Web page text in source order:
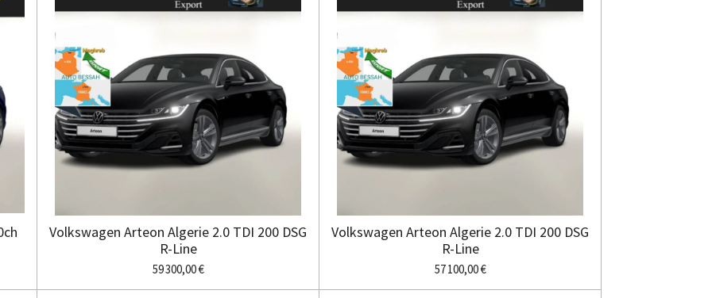
Volkswagen Arteon Algerie 2.0 TDI 200 DSG
R-Line
59 300,00 €
Volkswagen Arteon Algerie 2.0 TDI 200 DSG
R-Line
57 100,00 €